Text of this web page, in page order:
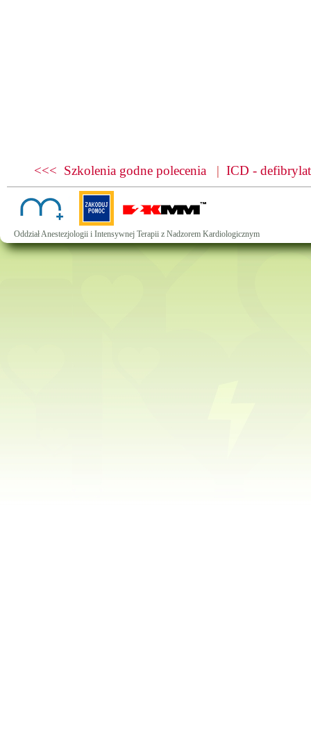
<<< Szkolenia godne polecenia | ICD -
Oddział Anestezjologii i Intensywnej Terapii z Nadzorem Kardiologicznym